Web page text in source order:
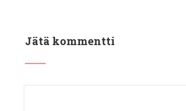
Jätä kommentti